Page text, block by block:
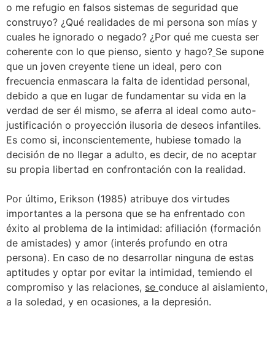
o me refugio en falsos sistemas de seguridad que
construyo? ¿Qué realidades de mi persona son mías y
cuales he ignorado o negado? ¿Por qué me cuesta ser
coherente con lo que pienso, siento y hago? Se supone
que un joven creyente tiene un ideal, pero con
frecuencia enmascara la falta de identidad personal,
debido a que en lugar de fundamentar su vida en la
verdad de ser él mismo, se aferra al ideal como auto-
justificación o proyección ilusoria de deseos infantiles.
Es como si, inconscientemente, hubiese tomado la
decisión de no llegar a adulto, es decir, de no aceptar
su propia libertad en confrontación con la realidad.
Por último, Erikson (1985) atribuye dos virtudes
importantes a la persona que se ha enfrentado con
éxito al problema de la intimidad: afiliación (formación
de amistades) y amor (interés profundo en otra
persona). En caso de no desarrollar ninguna de estas
aptitudes y optar por evitar la intimidad, temiendo el
compromiso y las relaciones, se conduce al aislamiento,
a la soledad, y en ocasiones, a la depresión.